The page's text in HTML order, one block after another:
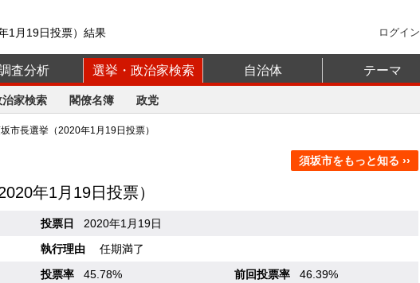
1月19日投票）結果 ログイン
査分析 選挙・政治家検索 自治体 テーマ
治家検索 閣僚名簿 政党
市長選挙（2020年1月19日投票）
須坂市をもっと知る ››
2020年1月19日投票）
投票日
2020年1月19日
執行理由
任期満了
投票率 45.78% 前回投票率
46.39%